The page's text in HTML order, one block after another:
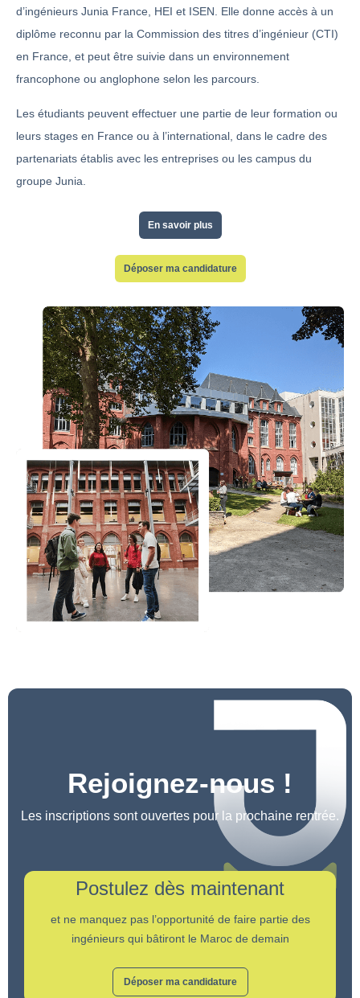
d’ingénieurs Junia France, HEI et ISEN. Elle donne accès à un
diplôme reconnu par la Commission des titres d’ingénieur (CTI)
en France, et peut être suivie dans un environnement
francophone ou anglophone selon les parcours.
Les étudiants peuvent effectuer une partie de leur formation ou
leurs stages en France ou à l’international, dans le cadre des
partenariats établis avec les entreprises ou les campus du
groupe Junia.
En savoir plus
Déposer ma candidature
Rejoignez-nous !
Les inscriptions sont ouvertes pour la prochaine rentrée.
Postulez dès maintenant
et ne manquez pas l’opportunité de faire partie des
ingénieurs qui bâtiront le Maroc de demain
Déposer ma candidature